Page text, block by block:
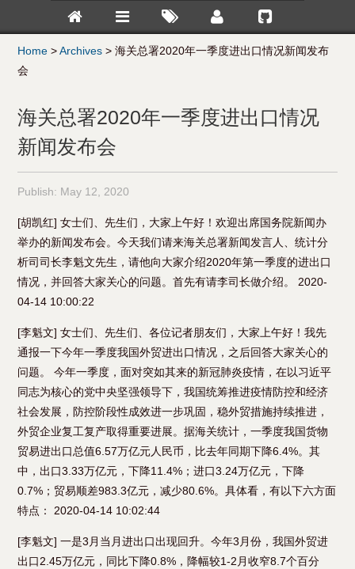
Home >Archives >海关总署2020年一季度进出口情况新闻发布
会
海关总署2020年一季度进出口情况
新闻发布会
Publish: May 12, 2020
[胡凯红] 女士们、先生们，大家上午好！欢迎出席国务院新闻办
举办的新闻发布会。今天我们请来海关总署新闻发言人、统计分
析司司长李魁文先生，请他向大家介绍2020年第一季度的进出口
情况，并回答大家关心的问题。首先有请李司长做介绍。 2020-
04-14 10:00:22
[李魁文] 女士们、先生们、各位记者朋友们，大家上午好！我先
通报一下今年一季度我国外贸进出口情况，之后回答大家关心的
问题。 今年一季度，面对突如其来的新冠肺炎疫情，在以习近平
同志为核心的党中央坚强领导下，我国统筹推进疫情防控和经济
社会发展，防控阶段性成效进一步巩固，稳外贸措施持续推进，
外贸企业复工复产取得重要进展。据海关统计，一季度我国货物
贸易进出口总值6.57万亿元人民币，比去年同期下降6.4%。其
中，出口3.33万亿元，下降11.4%；进口3.24万亿元，下降
0.7%；贸易顺差983.3亿元，减少80.6%。具体看，有以下六方面
特点： 2020-04-14 10:02:44
[李魁文] 一是3月当月进出口出现回升。今年3月份，我国外贸进
出口2.45万亿元，同比下降0.8%，降幅较1-2月收窄8.7个百分